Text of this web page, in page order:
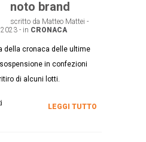
noto brand
scritto da Matteo Mattei -
- in CRONACA
della cronaca delle ultime
in confezioni
di alcuni lotti.
LEGGI TUTTO